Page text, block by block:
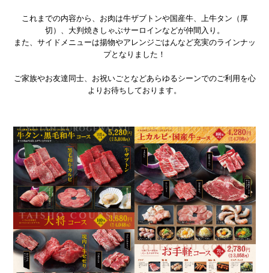
これまでの内容から、お肉は牛ザブトンや国産牛、上牛タン（厚
切）、大判焼きしゃぶサーロインなどが仲間入り。
また、サイドメニューは揚物やアレンジごはんなど充実のラインナッ
プとなりました！
ご家族やお友達同士、お祝いごとなどあらゆるシーンでのご利用を心
よりお待ちしております。